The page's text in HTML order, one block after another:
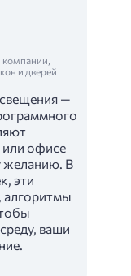
компании,
и дверей
—
или офисе
желанию. В
эти
алгоритмы
ваши